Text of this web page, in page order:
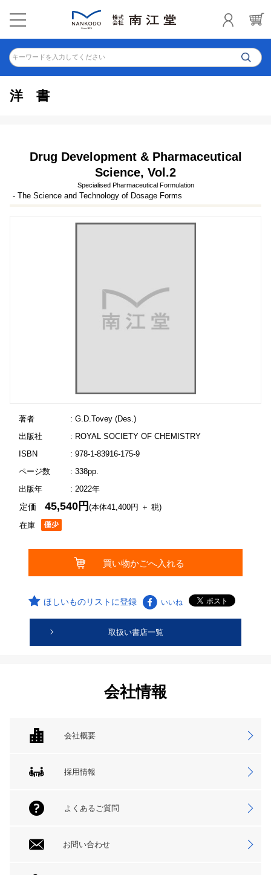
キーワードを入力してください
洋書
Drug Development & Pharmaceutical
Science, Vol.2
Specialised Pharmaceutical Formulation
- The Science and Technology of Dosage Forms
著者
: G.D.Tovey (Des.)
出版社
: ROYAL SOCIETY OF CHEMISTRY
ISBN
: 978-1-83916-175-9
ページ数
: 338pp.
出版年
: 2022年
在庫
定価45,540円(本体41,400円 ＋ 税)
ほしいものリストに登録 いいね
取扱い書店一覧
会社情報
会社概要
採用情報
よくあるご質問
お問い合わせ